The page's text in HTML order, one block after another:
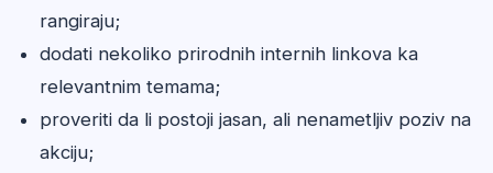
rangiraju;
dodati nekoliko prirodnih internih linkova ka
relevantnim temama;
proveriti da li postoji jasan, ali nenametljiv poziv na
akciju;